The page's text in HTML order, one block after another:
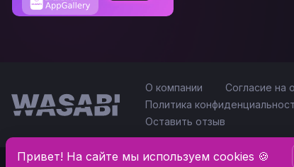
О компании Согласие на
Политика
Оставить отзыв
Привет! На сайте мы используем cookies 🍪